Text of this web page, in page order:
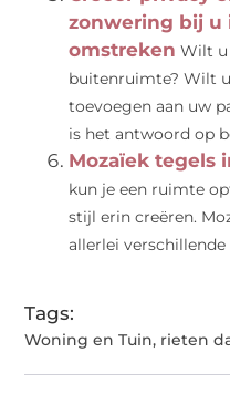
zonwering bij u
omstreken Wilt u
buitenruimte? Wilt
toevoegen aan uw
is het antwoord op
Mozaïek tegels
kun je een ruimte
stijl erin creëren.
allerlei verschillende
Tags:
Woning en Tuin, rieten